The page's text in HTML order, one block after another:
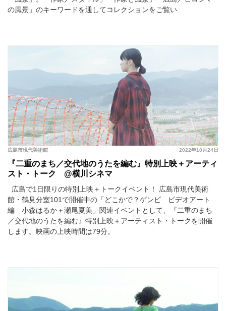
の風景」のキーワードを通してコレクションをご覧い
2022年10月24日
広島市現代美術館
『二重のまち／交代地のうたを編む』特別上映＋アーティ
スト・トーク @横川シネマ
広島で1日限りの特別上映＋トークイベント！ 広島市現代美術
館・鶴見分室101で開催中の「どこかで？ゲンビ ビデオアート
編 小森はるか＋瀬尾夏美」関連イベントとして、『二重のまち
／交代地のうたを編む』特別上映＋アーティスト・トークを開催
します。映画の上映時間は79分。